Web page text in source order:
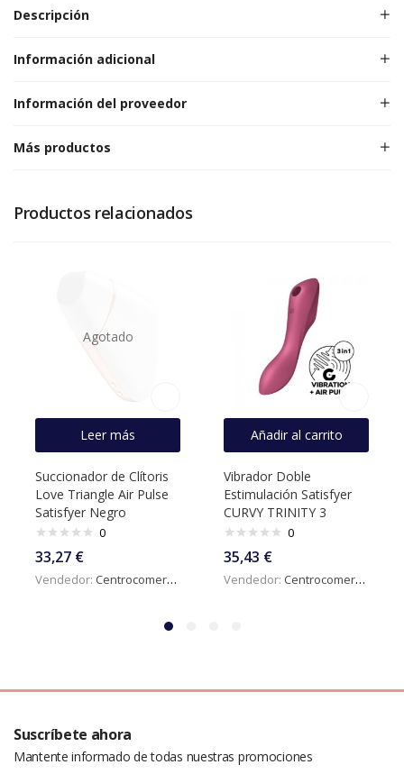
Descripción
Información adicional
Información del proveedor
Más productos
Productos relacionados
Agotado
Leer más
Succionador de Clítoris
Love Triangle Air Pulse
Satisfyer Negro
0
33,27 €
Vendedor: Centrocomercialdigital
Añadir al carrito
Vibrador Doble
Estimulación Satisfyer
CURVY TRINITY 3
0
35,43 €
Vendedor: Centrocomercialdigital
Suscríbete ahora
Mantente informado de todas nuestras promociones